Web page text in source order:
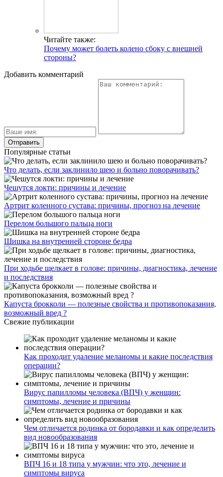
Читайте также:
Почему может болеть колено сбоку с внешней
стороны?
Добавить комментарий
Популярные статьи
Что делать, если заклинило шею и больно поворачивать?
Чешутся локти: причины и лечение
Артрит коленного сустава: причины, прогноз на лечение
Перелом большого пальца ноги
Шишка на внутренней стороне бедра
При ходьбе щелкает в голове: причины, диагностика, лечение
и последствия
Капуста брокколи — полезные свойства и противопоказания,
возможный вред ?
Свежие публикации
Как проходит удаление меланомы и какие последствия
операции?
Вирус папилломы человека (ВПЧ) у женщин:
симптомы, лечение и причины
Чем отличается родинка от бородавки и как определить
вид новообразования
ВПЧ 16 и 18 типа у мужчин: что это, лечение и
симптомы вируса